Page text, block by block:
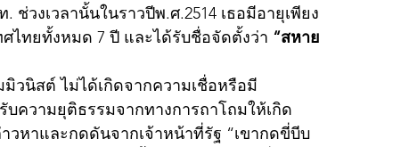
วงเวลานั้นในราวปีพ.ศ.2514 เธอมีอายุเพียง
ไทยทั้งหมด 7 ปี และได้รับชื่อจัดตั้งว่า “สหาย
วนิสต์ ไม่ได้เกิดจากความเชื่อหรือมี
ความยุติธรรมจากทางการถาโถมให้เกิด
วหาและกดดันจากเจ้าหน้าที่รัฐ “เขากดขี่บีบ